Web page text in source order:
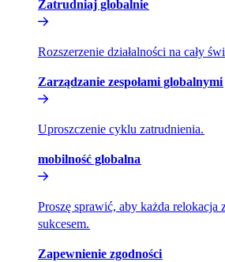
Zatrudniaj globalnie​​
Rozszerzenie działalności na cały
Zarządzanie zespołami globalnymi​​
Uproszczenie cyklu zatrudnienia.​​
mobilność globalna​​
Proszę sprawić, aby każda relokacja
sukcesem.​​
Zapewnienie zgodności​​